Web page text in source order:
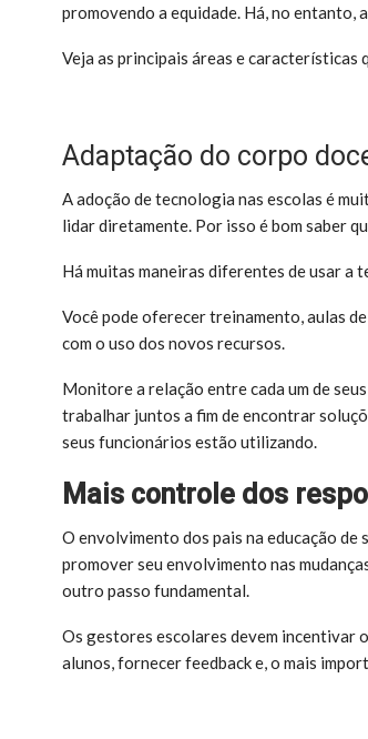
promovendo a equidade. Há, no entanto,
Veja as principais áreas e
Adaptação do corpo
A adoção de tecnologia nas escolas é
lidar diretamente. Por isso é bom saber
Há muitas maneiras diferentes de usar a
Você pode oferecer treinamento, aulas
com o uso dos novos recursos.
Monitore a relação entre cada um de
trabalhar juntos a fim de encontrar
seus funcionários estão utilizando.
Mais controle dos
O envolvimento dos pais na educação
promover seu envolvimento nas
outro passo fundamental.
Os gestores escolares devem incentivar
alunos, fornecer feedback e, o mais